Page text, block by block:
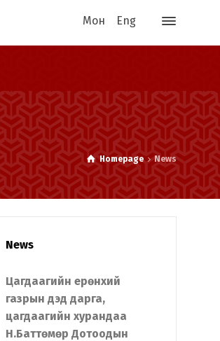
Мон Eng
Homepage News
News
Цагдаагийн ерөнхий
газрын дэд дарга,
цагдаагийн хурандаа
Н.Баттөмөр Дотоодын